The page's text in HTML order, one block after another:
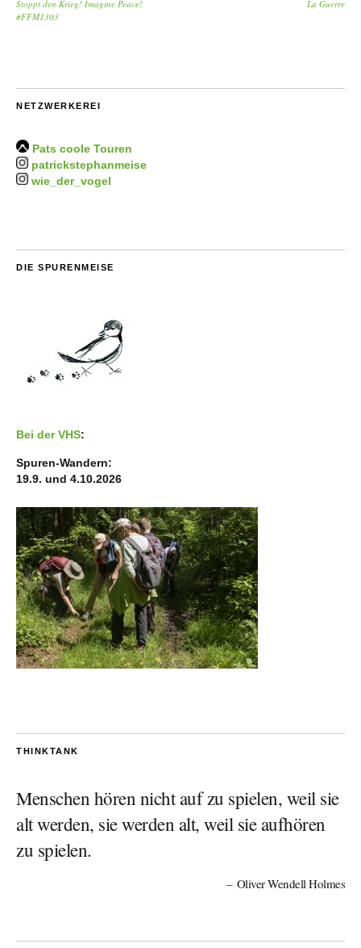
Stoppt den Krieg! Imagine Peace!
#FFM1303
La Guerre
NETZWERKEREI
Pats coole Touren
patrickstephanmeise
wie_der_vogel
DIE SPURENMEISE
Bei der VHS:
Spuren-Wandern:
19.9. und 4.10.2026
THINKTANK
Menschen hören nicht auf zu spielen, weil sie
alt werden, sie werden alt, weil sie aufhören
zu spielen.
Oliver Wendell Holmes